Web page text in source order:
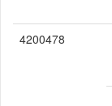
4200478